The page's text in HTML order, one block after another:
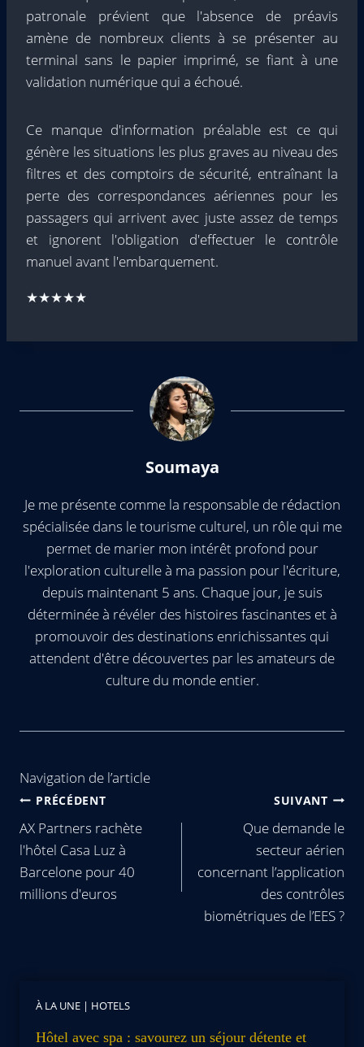
patronale prévient que l'absence de préavis
amène de nombreux clients à se présenter au
terminal sans le papier imprimé, se fiant à une
validation numérique qui a échoué.
Ce manque d'information préalable est ce qui
génère les situations les plus graves au niveau des
filtres et des comptoirs de sécurité, entraînant la
perte des correspondances aériennes pour les
passagers qui arrivent avec juste assez de temps
et ignorent l'obligation d'effectuer le contrôle
manuel avant l'embarquement.
★★★★★
Soumaya
Je me présente comme la responsable de rédaction
spécialisée dans le tourisme culturel, un rôle qui me
permet de marier mon intérêt profond pour
l'exploration culturelle à ma passion pour l'écriture,
depuis maintenant 5 ans. Chaque jour, je suis
déterminée à révéler des histoires fascinantes et à
promouvoir des destinations enrichissantes qui
attendent d'être découvertes par les amateurs de
culture du monde entier.
Navigation de l’article
PRÉCÉDENT
AX Partners rachète
l'hôtel Casa Luz à
Barcelone pour 40
millions d'euros
SUIVANT
Que demande le
secteur aérien
concernant l’application
des contrôles
biométriques de l’EES ?
À LA UNE | HOTELS
Hôtel avec spa : savourez un séjour détente et